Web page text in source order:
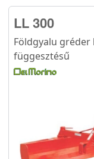
LL 300
Földgyalu gréder
függesztésű